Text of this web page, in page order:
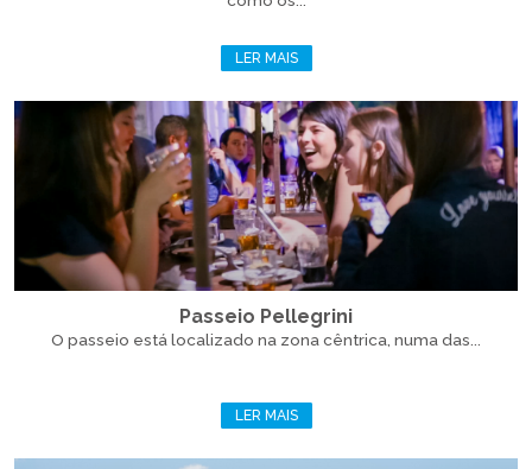
LER MAIS
Passeio Pellegrini
O passeio está localizado na zona cêntrica, numa das...
LER MAIS